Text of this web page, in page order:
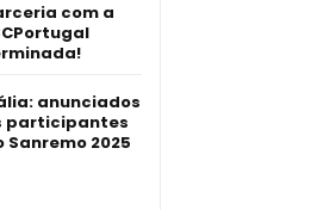
com a
anunciados
participantes
Sanremo 2025